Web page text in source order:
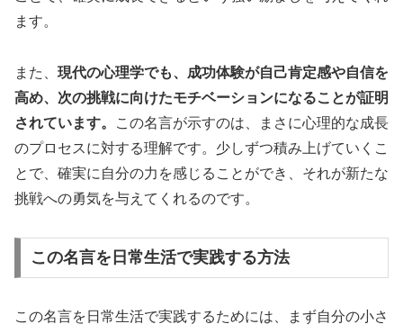
ます。
また、 現代の心理学でも、成功体験が自己肯定感や自信を
高め、次の挑戦に向けたモチベーションになることが証明
されています。
この名言が示すのは、まさに心理的な成長
のプロセスに対する理解です。少しずつ積み上げていくこ
とで、確実に自分の力を感じることができ、それが新たな
挑戦への勇気を与えてくれるのです。
この名言を日常生活で実践する方法
この名言を日常生活で実践するためには、まず自分の小さ